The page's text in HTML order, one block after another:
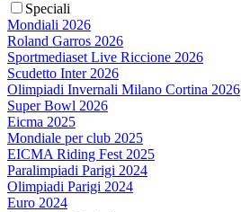
Speciali
Mondiali 2026
Roland Garros 2026
Sportmediaset Live Riccione 2026
Scudetto Inter 2026
Olimpiadi Invernali Milano Cortina 2026
Super Bowl 2026
Eicma 2025
Mondiale per club 2025
EICMA Riding Fest 2025
Paralimpiadi Parigi 2024
Olimpiadi Parigi 2024
Euro 2024